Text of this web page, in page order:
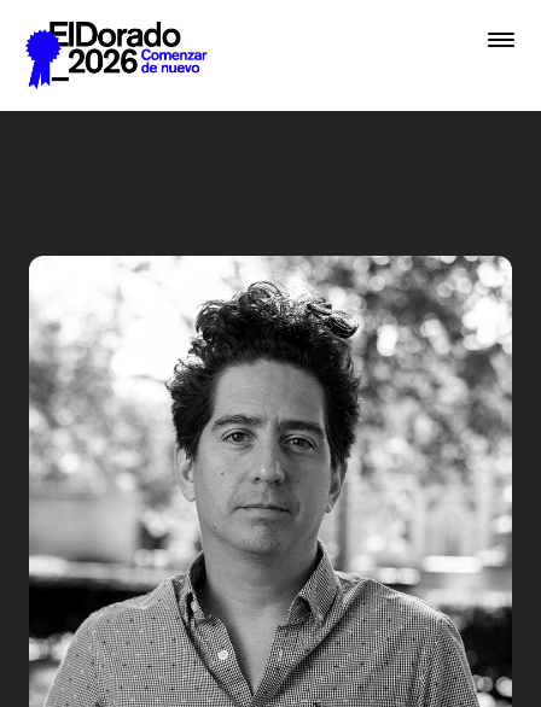
Saltar al contenido principal
Academias
Archivo
Inscribir
Boletería